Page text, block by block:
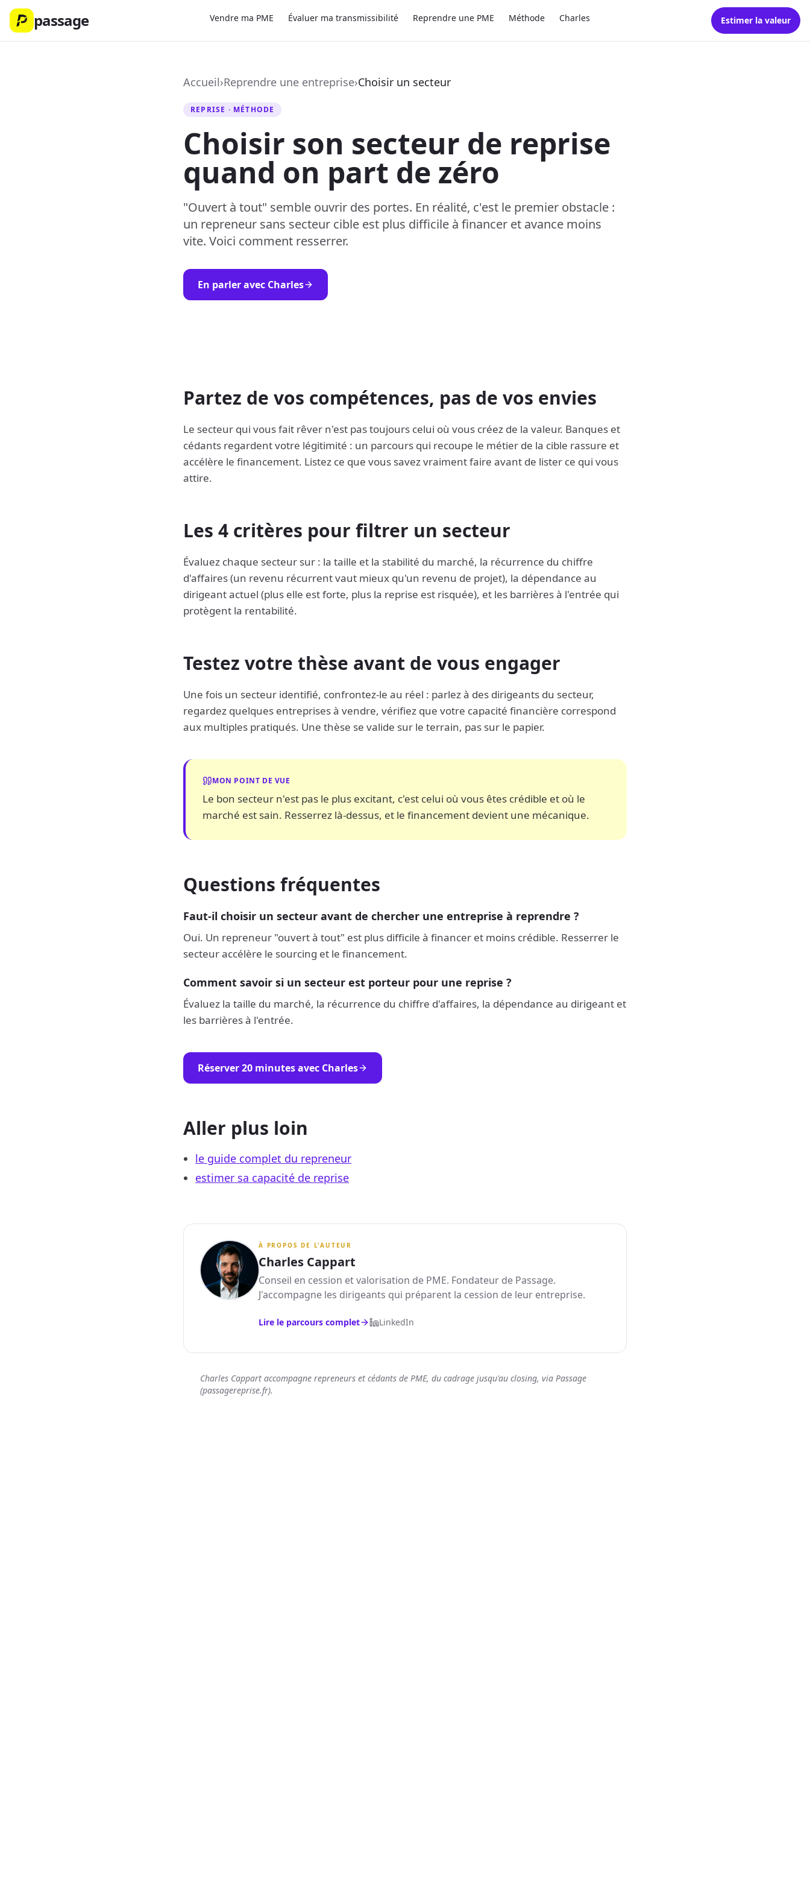
passage Vendre ma PME Évaluer ma transmissibilité Reprendre une PME Méthode Charles Estimer la valeur
Accueil›Reprendre une entreprise›Choisir un secteur
REPRISE · MÉTHODE
Choisir son secteur de reprise
quand on part de zéro
"Ouvert à tout" semble ouvrir des portes. En réalité, c'est le premier obstacle :
un repreneur sans secteur cible est plus difficile à financer et avance moins
vite. Voici comment resserrer.
En parler avec Charles
Partez de vos compétences, pas de vos envies
Le secteur qui vous fait rêver n'est pas toujours celui où vous créez de la valeur. Banques et
cédants regardent votre légitimité : un parcours qui recoupe le métier de la cible rassure et
accélère le financement. Listez ce que vous savez vraiment faire avant de lister ce qui vous
attire.
Les 4 critères pour filtrer un secteur
Évaluez chaque secteur sur : la taille et la stabilité du marché, la récurrence du chiffre
d'affaires (un revenu récurrent vaut mieux qu'un revenu de projet), la dépendance au
dirigeant actuel (plus elle est forte, plus la reprise est risquée), et les barrières à l'entrée qui
protègent la rentabilité.
Testez votre thèse avant de vous engager
Une fois un secteur identifié, confrontez-le au réel : parlez à des dirigeants du secteur,
regardez quelques entreprises à vendre, vérifiez que votre capacité financière correspond
aux multiples pratiqués. Une thèse se valide sur le terrain, pas sur le papier.
MON POINT DE VUE
Le bon secteur n'est pas le plus excitant, c'est celui où vous êtes crédible et où le
marché est sain. Resserrez là-dessus, et le financement devient une mécanique.
Questions fréquentes
Faut-il choisir un secteur avant de chercher une entreprise à reprendre ?
Oui. Un repreneur "ouvert à tout" est plus difficile à financer et moins crédible. Resserrer le
secteur accélère le sourcing et le financement.
Comment savoir si un secteur est porteur pour une reprise ?
Évaluez la taille du marché, la récurrence du chiffre d'affaires, la dépendance au dirigeant et
les barrières à l'entrée.
Réserver 20 minutes avec Charles
Aller plus loin
le guide complet du repreneur
estimer sa capacité de reprise
À PROPOS DE L'AUTEUR
Charles Cappart
Conseil en cession et valorisation de PME. Fondateur de Passage.
J'accompagne les dirigeants qui préparent la cession de leur entreprise.
Lire le parcours complet LinkedIn
Charles Cappart accompagne repreneurs et cédants de PME, du cadrage jusqu'au closing, via Passage
(passagereprise.fr).